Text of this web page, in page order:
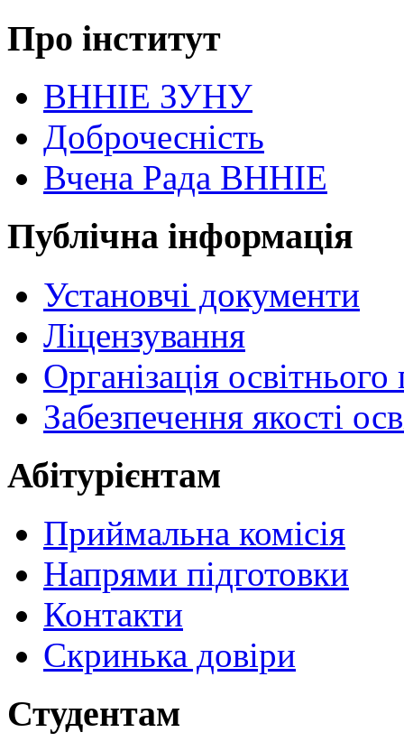
Про інститут
ВННІЕ ЗУНУ
Доброчесність
Вчена Рада ВННІЕ
Публічна інформація
Установчі документи
Ліцензування
Організація
Забезпечення якості
Абітурієнтам
Приймальна комісія
Напрями підготовки
Контакти
Скринька довіри
Студентам